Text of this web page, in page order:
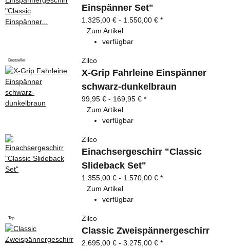
Einspänner Set"
1.325,00 € - 1.550,00 €*
Zum Artikel
verfügbar
Bestseller Zilco
X-Grip Fahrleine Einspänner
schwarz-dunkelbraun
99,95 € - 169,95 €*
Zum Artikel
verfügbar
Zilco
Einachsergeschirr "Classic
Slideback Set"
1.355,00 € - 1.570,00 €*
Zum Artikel
verfügbar
Top Zilco
Classic Zweispännergeschirr
2.695,00 € -3.275,00 €*